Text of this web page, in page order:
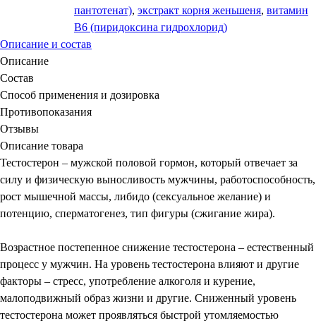
пантотенат), экстракт корня женьшеня, витамин
В6 (пиридоксина гидрохлорид)
Описание и состав
Описание
Состав
Способ применения и дозировка
Противопоказания
Отзывы
Описание товара
Тестостерон – мужской половой гормон, который отвечает за
силу и физическую выносливость мужчины, работоспособность,
рост мышечной массы, либидо (сексуальное желание) и
потенцию, сперматогенез, тип фигуры (сжигание жира).
Возрастное постепенное снижение тестостерона – естественный
процесс у мужчин. На уровень тестостерона влияют и другие
факторы – стресс, употребление алкоголя и курение,
малоподвижный образ жизни и другие. Сниженный уровень
тестостерона может проявляться быстрой утомляемостью